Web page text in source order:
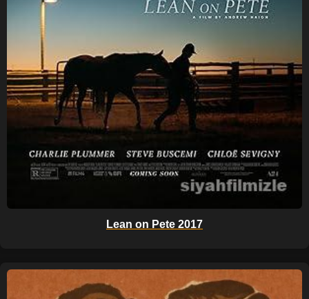
Lean on Pete 2017